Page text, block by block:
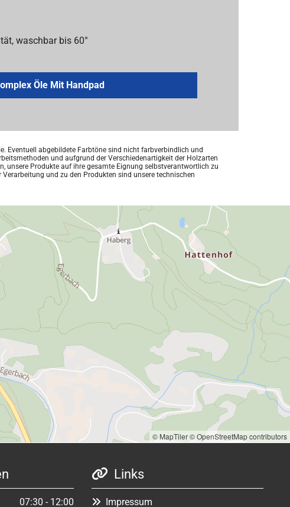
waschbar bis 60°
Öle Mit Handpad
Eventuell abgebildete Farbtöne sind nicht farbverbindlich und
und aufgrund der Verschiedenartigkeit der Holzarten
unsere Produkte auf ihre gesamte Eignung selbstverantwortlich zu
und zu den Produkten sind unsere technischen
© MapTiler© OpenStreetMap contributors
07:30 - 12:00
 Links
 Impressum